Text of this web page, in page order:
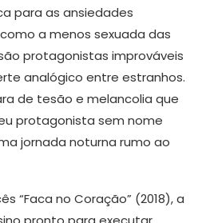
para as ansiedades
a menos sexuada das
protagonistas improváveis
analógico entre estranhos.
de tesão e melancolia que
protagonista sem nome
jornada noturna rumo ao
“Faca no Coração” (2018), a